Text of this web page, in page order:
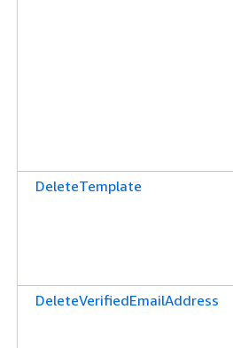
DeleteTemplate
DeleteVerifiedEmailAddress